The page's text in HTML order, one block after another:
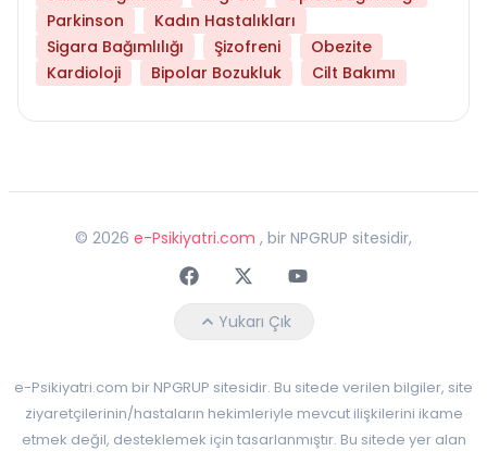
Parkinson
Kadın Hastalıkları
Sigara Bağımlılığı
Şizofreni
Obezite
Kardioloji
Bipolar Bozukluk Cilt Bakımı
© 2026 e-Psikiyatri.com , bir NPGRUP sitesidir,
FaceebokTwitterYoutube
Yukarı Çık
e-Psikiyatri.com bir NPGRUP sitesidir. Bu sitede verilen bilgiler, site
ziyaretçilerinin/hastaların hekimleriyle mevcut ilişkilerini ikame
etmek değil, desteklemek için tasarlanmıştır. Bu sitede yer alan